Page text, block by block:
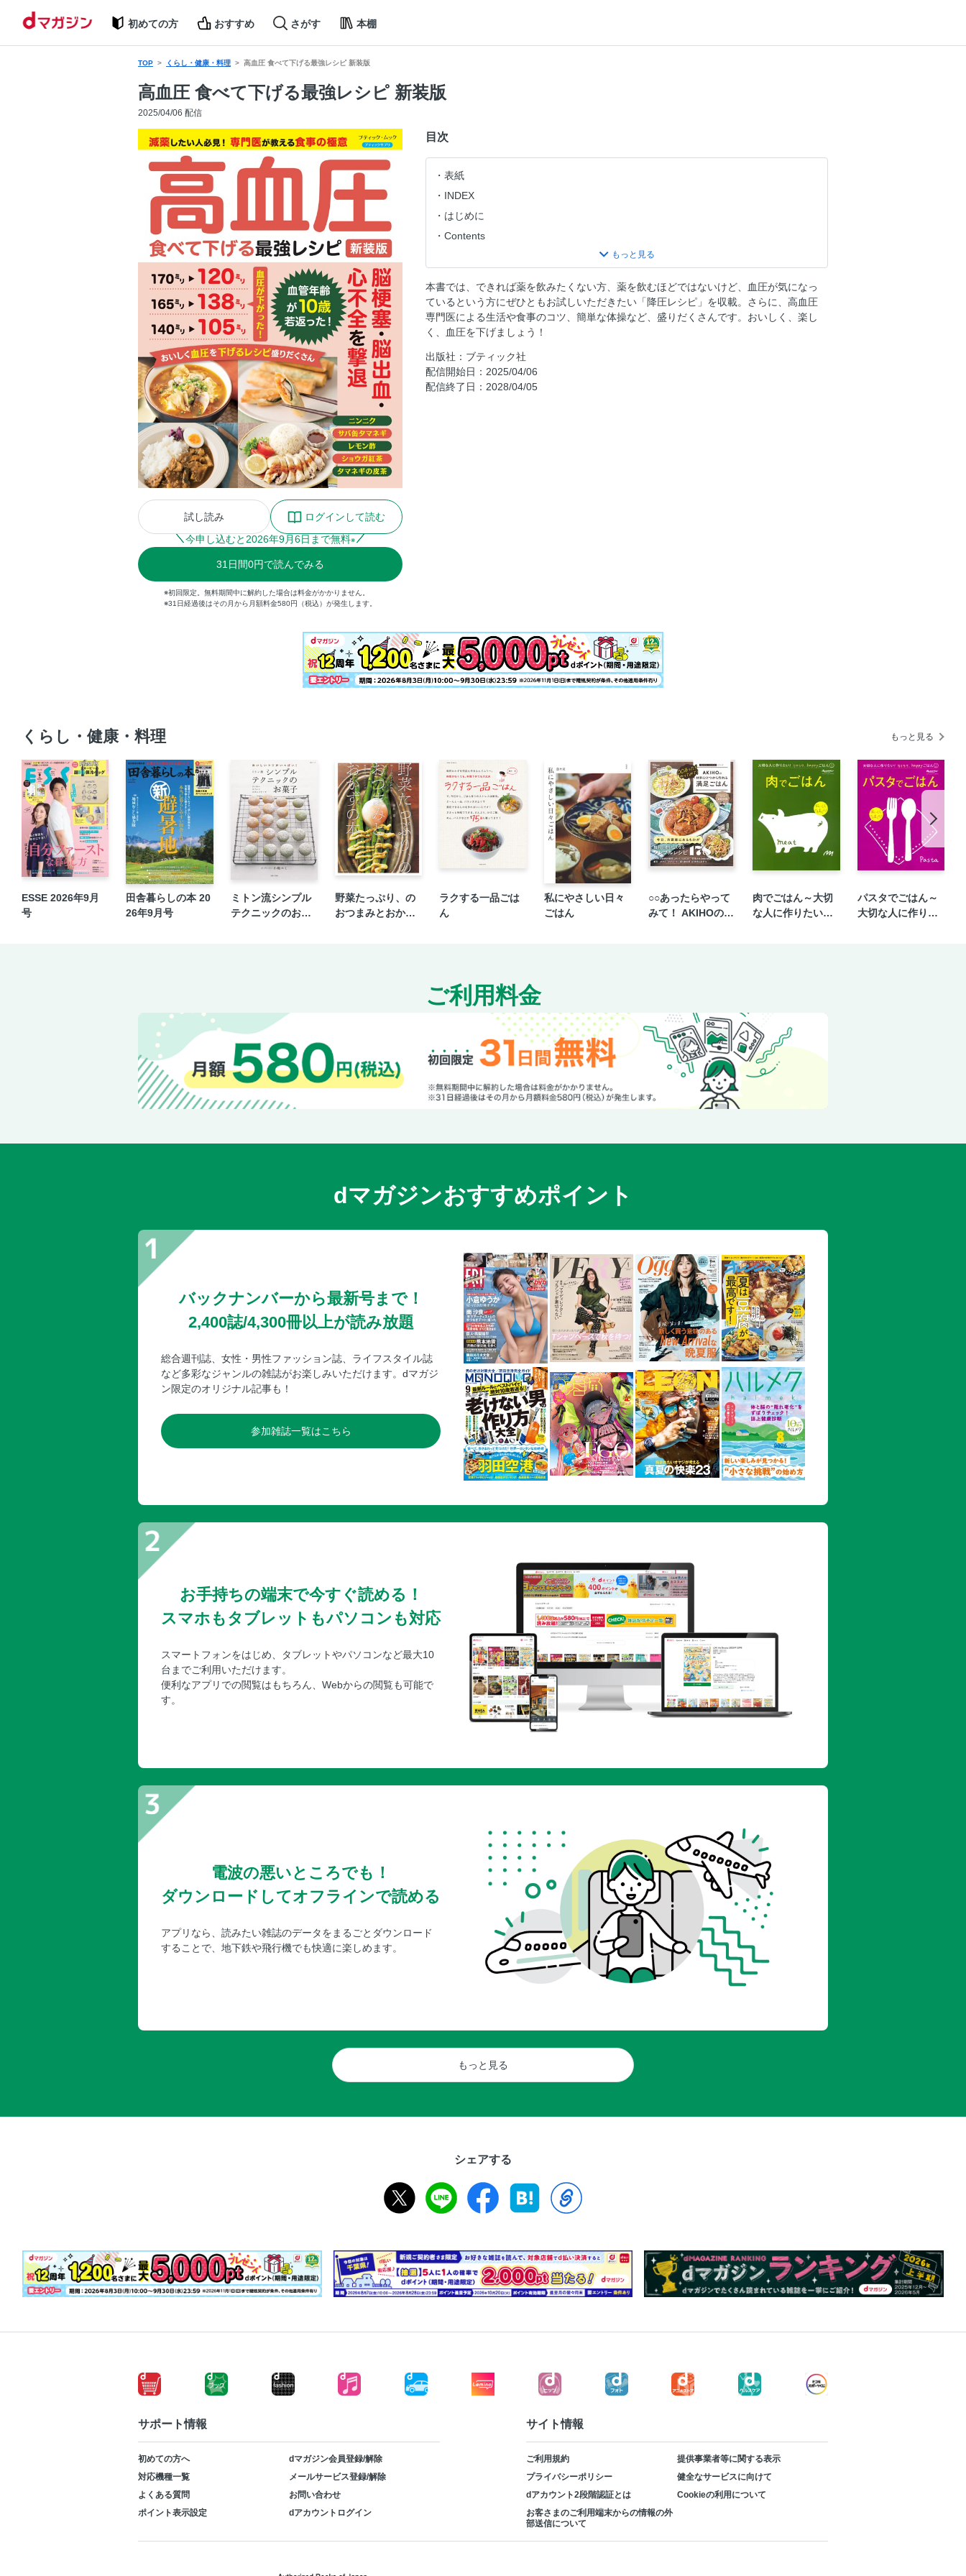
初めての方 おすすめ さがす 本棚
TOP くらし・健康・料理 高血圧 食べて下げる最強レシピ 新装版
高血圧 食べて下げる最強レシピ 新装版
2025/04/06 配信
試し読み
ログインして読む
今申し込むと 2026年9月6日まで無料※
31 日間0円で読んでみる
※初回限定。無料期間中に解約した場合は料金がかかりません。
※31日経過後はその月から月額料金580円（税込）が発生します。
目次
表紙
INDEX
はじめに
Contents
ブティック社の健康雑誌
血圧を下げる簡単体操
奥付
本書では、できれば薬を飲みたくない方、薬を飲むほどではないけど、血圧が気になっ
ているという方にぜひともお試しいただきたい「降圧レシピ」を収載。さらに、高血圧
専門医による生活や食事のコツ、簡単な体操など、盛りだくさんです。おいしく、楽し
く、血圧を下げましょう！
出版社：ブティック社
配信開始日：2025/04/06
配信終了日：2028/04/05
くらし・健康・料理 もっと見る
ESSE 2026年9月
号
田舎暮らしの本 20
26年9月号
ミトン流シンプル
テクニックのお菓
野菜たっぷり、の
おつまみとおかず
ラクする一品ごは
ん
私にやさしい日々
ごはん
○○あったらやって
みて！ AKIHOの材
肉でごはん～大切
な人に作りたい！
パスタでごはん～
大切な人に作りた
ご利用料金
dマガジンおすすめポイント
バックナンバーから最新号まで！
2,400誌/4,300冊以上が読み放題
総合週刊誌、女性・男性ファッション誌、ライフスタイル誌
など多彩なジャンルの雑誌がお楽しみいただけます。dマガジ
ン限定のオリジナル記事も！
参加雑誌一覧はこちら
お手持ちの端末で今すぐ読める！
スマホもタブレットもパソコンも対応
スマートフォンをはじめ、タブレットやパソコンなど最大10
台までご利用いただけます。
便利なアプリでの閲覧はもちろん、Webからの閲覧も可能で
す。
電波の悪いところでも！
ダウンロードしてオフラインで読める
アプリなら、読みたい雑誌のデータをまるごとダウンロード
することで、地下鉄や飛行機でも快適に楽しめます。
もっと見る
シェアする
サポート情報
初めての方へ
dマガジン会員登録/解除
対応機種一覧
メールサービス登録/解除
よくある質問
お問い合わせ
ポイント表示設定
dアカウントログイン
サイト情報
ご利用規約
提供事業者等に関する表示
プライバシーポリシー
健全なサービスに向けて
dアカウント2段階認証とは
Cookieの利用について
お客さまのご利用端末からの情報の外
部送信について